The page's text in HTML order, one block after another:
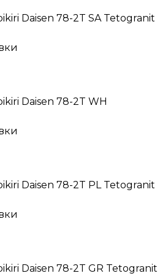
Daisen 78-2T SA Tetogranit
Daisen 78-2T WH
Daisen 78-2T PL Tetogranit
Daisen 78-2T GR Tetogranit